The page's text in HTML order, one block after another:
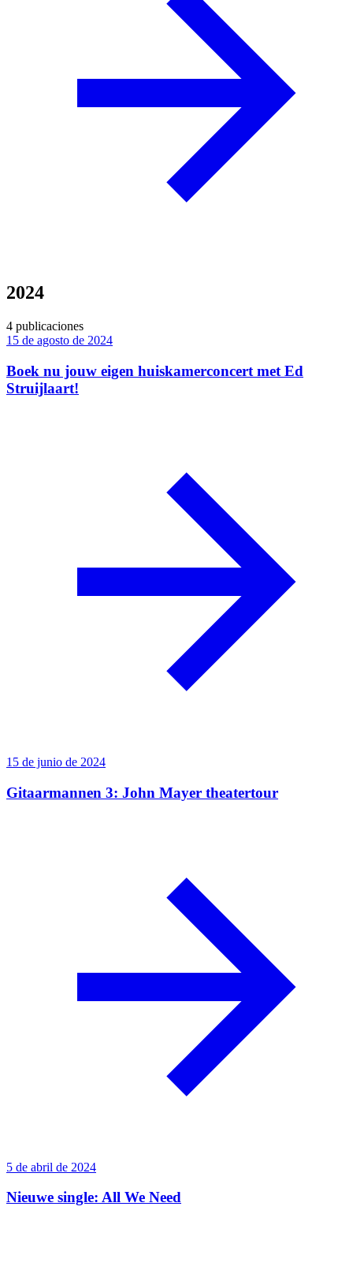
2024
4 publicaciones
15 de agosto de 2024
Boek nu jouw eigen huiskamerconcert met Ed
Struijlaart!
15 de junio de 2024
Gitaarmannen 3: John Mayer theatertour
5 de abril de 2024
Nieuwe single: All We Need